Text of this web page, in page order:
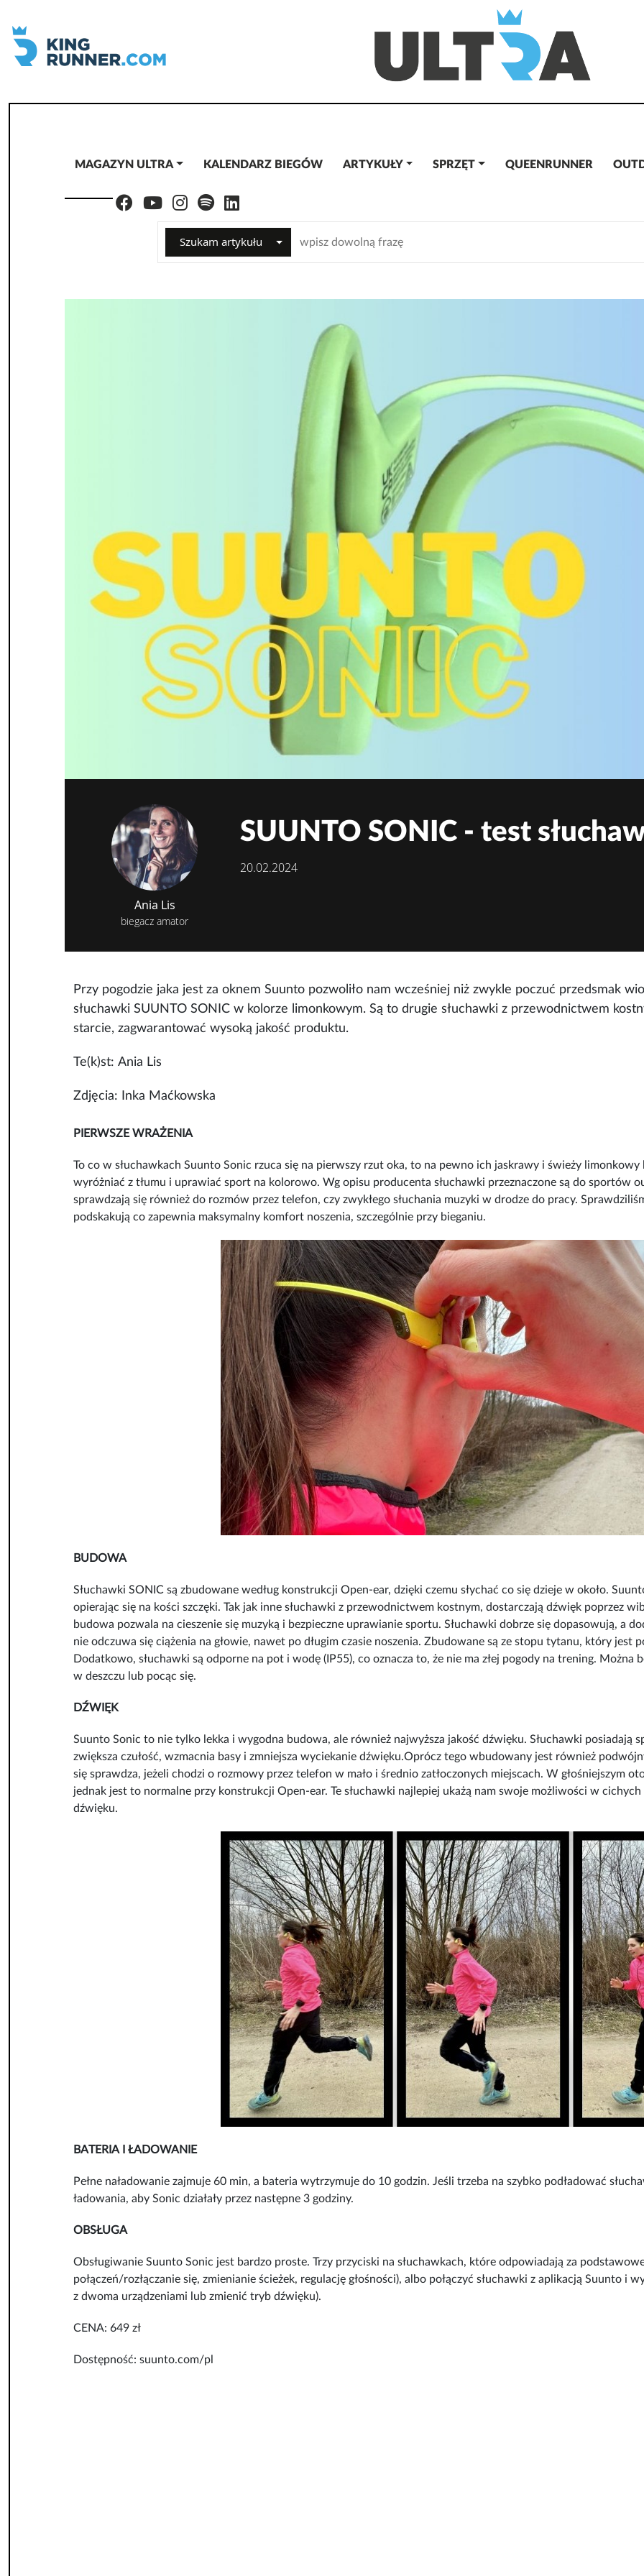
MAGAZYN ULTRA KALENDARZ BIEGÓW ARTYKUŁY SPRZĘT QUEENRUNNER
Szukam artykułu
Ania Lis
biegacz amator
SUUNTO SONIC - test
20.02.2024
Przy pogodzie jaka jest za oknem Suunto pozwoliło nam wcześniej niż zwykle poczuć przedsmak
słuchawki SUUNTO SONIC w kolorze limonkowym. Są to drugie słuchawki z przewodnictwem
starcie, zagwarantować wysoką jakość produktu.
Te(k)st: Ania Lis
Zdjęcia: Inka Maćkowska
PIERWSZE WRAŻENIA
To co w słuchawkach Suunto Sonic rzuca się na pierwszy rzut oka, to na pewno ich jaskrawy i świeży
wyróżniać z tłumu i uprawiać sport na kolorowo. Wg opisu producenta słuchawki przeznaczone są do sportów
sprawdzają się również do rozmów przez telefon, czy zwykłego słuchania muzyki w drodze do pracy.
podskakują co zapewnia maksymalny komfort noszenia, szczególnie przy bieganiu.
BUDOWA
Słuchawki SONIC są zbudowane według konstrukcji Open-ear, dzięki czemu słychać co się dzieje w około.
opierając się na kości szczęki. Tak jak inne słuchawki z przewodnictwem kostnym, dostarczają dźwięk poprzez
budowa pozwala na cieszenie się muzyką i bezpieczne uprawianie sportu. Słuchawki dobrze się dopasowują, a
nie odczuwa się ciążenia na głowie, nawet po długim czasie noszenia. Zbudowane są ze stopu tytanu, który
Dodatkowo, słuchawki są odporne na pot i wodę (IP55), co oznacza to, że nie ma złej pogody na trening. Można
w deszczu lub pocąc się.
DŹWIĘK
Suunto Sonic to nie tylko lekka i wygodna budowa, ale również najwyższa jakość dźwięku. Słuchawki
zwiększa czułość, wzmacnia basy i zmniejsza wyciekanie dźwięku.Oprócz tego wbudowany jest również
się sprawdza, jeżeli chodzi o rozmowy przez telefon w mało i średnio zatłoczonych miejscach. W głośniejszym
jednak jest to normalne przy konstrukcji Open-ear. Te słuchawki najlepiej ukażą nam swoje możliwości w
dźwięku.
BATERIA I ŁADOWANIE
Pełne naładowanie zajmuje 60 min, a bateria wytrzymuje do 10 godzin. Jeśli trzeba na szybko podładować
ładowania, aby Sonic działały przez następne 3 godziny.
OBSŁUGA
Obsługiwanie Suunto Sonic jest bardzo proste. Trzy przyciski na słuchawkach, które odpowiadają za
połączeń/rozłączanie się, zmienianie ścieżek, regulację głośności), albo połączyć słuchawki z aplikacją Suunto i
z dwoma urządzeniami lub zmienić tryb dźwięku).
CENA: 649 zł
Dostępność: suunto.com/pl